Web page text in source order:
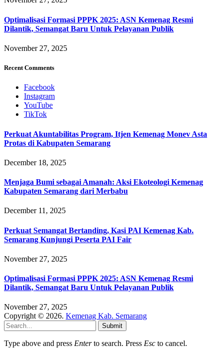
Optimalisasi Formasi PPPK 2025: ASN Kemenag Resmi
Dilantik, Semangat Baru Untuk Pelayanan Publik
November 27, 2025
Recent Comments
Facebook
Instagram
YouTube
TikTok
Perkuat Akuntabilitas Program, Itjen Kemenag Monev Asta
Protas di Kabupaten Semarang
December 18, 2025
Menjaga Bumi sebagai Amanah: Aksi Ekoteologi Kemenag
Kabupaten Semarang dari Merbabu
December 11, 2025
Perkuat Semangat Bertanding, Kasi PAI Kemenag Kab.
Semarang Kunjungi Peserta PAI Fair
November 27, 2025
Optimalisasi Formasi PPPK 2025: ASN Kemenag Resmi
Dilantik, Semangat Baru Untuk Pelayanan Publik
November 27, 2025
Copyright © 2026. Kemenag Kab. Semarang
Submit
Type above and press Enterto search. Press Esc to cancel.